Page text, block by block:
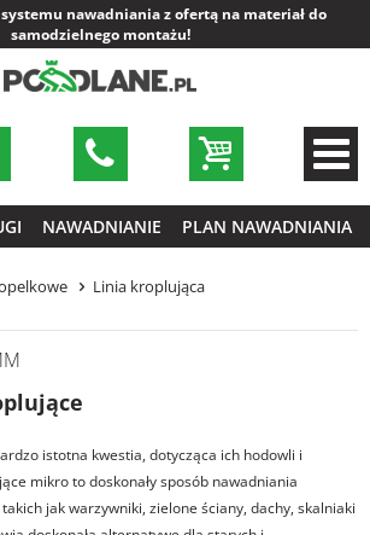
nawadniania z ofertą na materiał do
samodzielnego montażu!
NAWADNIANIE PLAN NAWADNIANIA
Linia kroplująca
istotna kwestia, dotycząca ich hodowli i
mikro to doskonały sposób nawadniania
jak warzywniki, zielone ściany, dachy, skalniaki